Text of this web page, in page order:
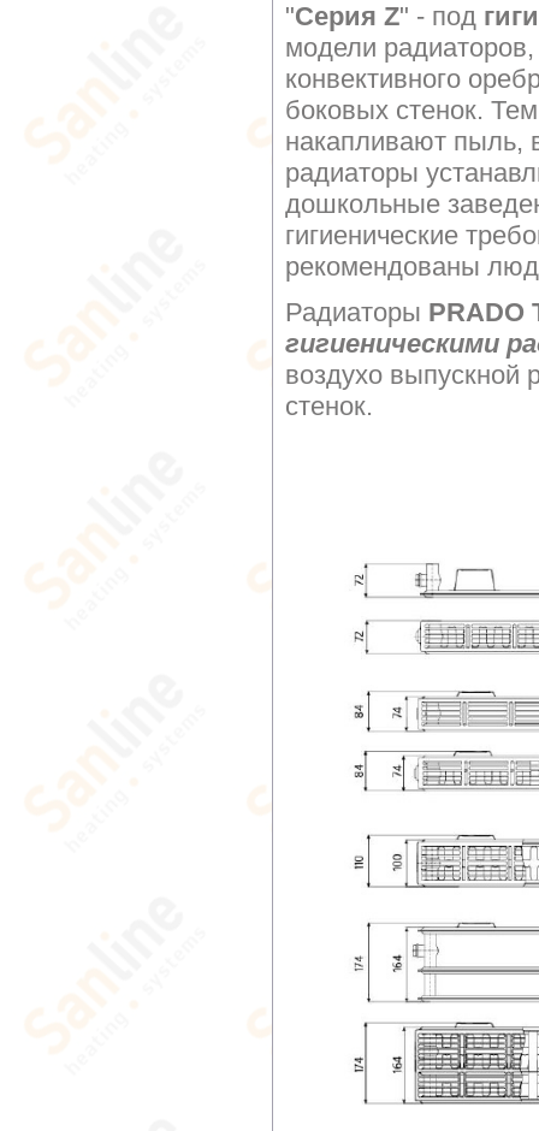
"Серия Z" - под
модели
конвективного
боковых стенок.
накапливают пыль,
радиаторы
дошкольные
гигиенические
рекомендованы
Радиаторы PRADO
гигиеническими
воздухо выпускной
стенок.